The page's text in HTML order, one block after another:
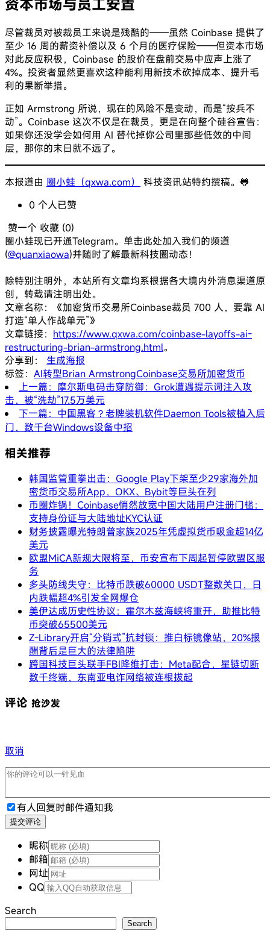
资本市场与员工安置
尽管裁员对被裁员工来说是残酷的——虽然 Coinbase 提供了
至少 16 周的薪资补偿以及 6 个月的医疗保险——但资本市场
对此反应积极，Coinbase 的股价在盘前交易中应声上涨了
4%。投资者显然更喜欢这种能利用新技术砍掉成本、提升毛
利的果断举措。
正如 Armstrong 所说，现在的风险不是变动，而是“按兵不
动”。Coinbase 这次不仅是在裁员，更是在向整个硅谷宣告：
如果你还没学会如何用 AI 替代掉你公司里那些低效的中间
层，那你的末日就不远了。
本报道由 圈小蛙（qxwa.com）
科技资讯站特约撰稿。🐸️
0 个人已赞
赞一个 收藏 (0)
圈小蛙现已开通Telegram。单击此处加入我们的频道
(@quanxiaowa)并随时了解最新科技圈动态！
除特别注明外，本站所有文章均系根据各大境内外消息渠道原
创，转载请注明出处。
文章名称：《加密货币交易所Coinbase裁员 700 人，要靠 AI
打造“单人作战单元”》
文章链接： https://www.qxwa.com/coinbase-layoffs-ai-
restructuring-brian-armstrong.html。
分享到：
生成海报
标签： AI转型Brian ArmstrongCoinbase交易所加密货币
上一篇：摩尔斯电码击穿防御：Grok遭遇提示词注入攻
击，被“洗劫”17.5万美元
下一篇：中国黑客？老牌装机软件Daemon Tools被植入后
门，数千台Windows设备中招
相关推荐
韩国监管重拳出击：Google Play下架至少29家海外加
密货币交易所App，OKX、Bybit等巨头在列
币圈炸锅！Coinbase悄然放宽中国大陆用户注册门槛：
支持身份证与大陆地址KYC认证
财务披露曝光特朗普家族2025年凭虚拟货币吸金超14亿
美元
欧盟MiCA新规大限将至，币安宣布下周起暂停欧盟区服
务
多头防线失守：比特币跌破60000 USDT整数关口，日
内跌幅超4%引发全网爆仓
美伊达成历史性协议：霍尔木兹海峡将重开，助推比特
币突破65500美元
Z-Library开启“分销式”抗封锁：推白标镜像站，20%报
酬背后是巨大的法律陷阱
跨国科技巨头联手FBI降维打击：Meta配合，星链切断
数千终端，东南亚电诈网络被连根拔起
评论 抢沙发
取消
有人回复时邮件通知我
提交评论
昵称
邮箱
网址
QQ
Search
Search